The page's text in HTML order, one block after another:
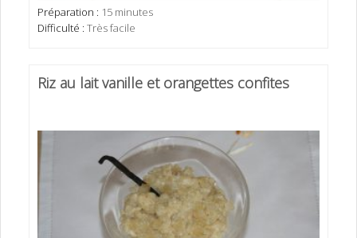
Préparation : 15 minutes
Difficulté : Très facile
Riz au lait vanille et orangettes confites